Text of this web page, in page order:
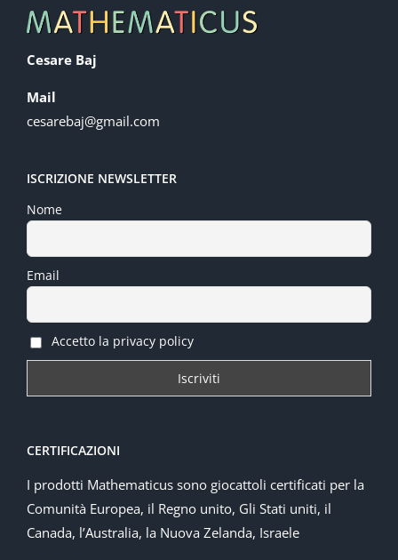
Cesare Baj
Mail
cesarebaj@gmail.com
ISCRIZIONE NEWSLETTER
Nome
Email
Accetto la privacy policy
CERTIFICAZIONI
I prodotti Mathematicus sono giocattoli certificati per la
Comunità Europea, il Regno unito, Gli Stati uniti, il
Canada, l’Australia, la Nuova Zelanda, Israele